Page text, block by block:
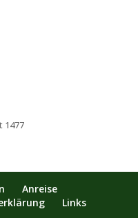
1477
Anreise
Links